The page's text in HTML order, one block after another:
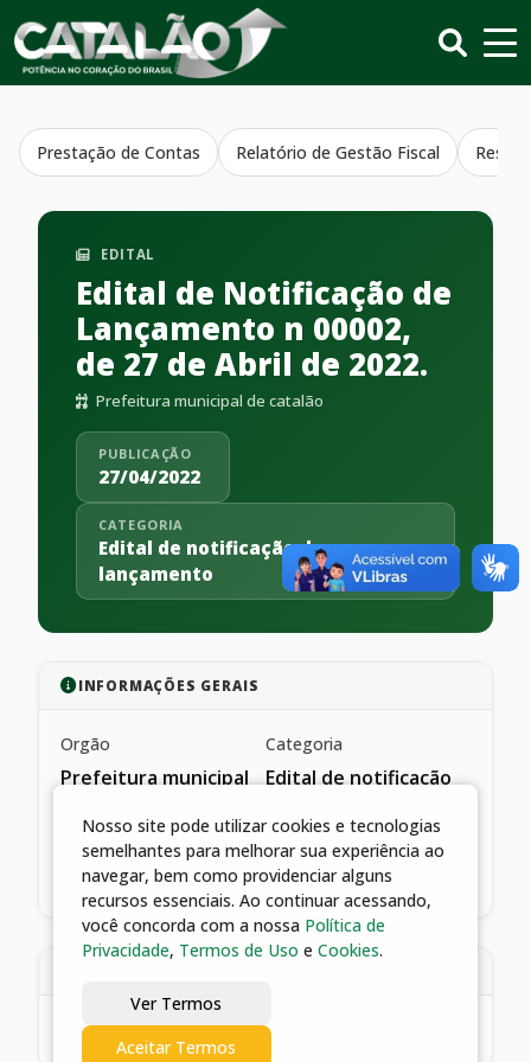
Prestação de Contas Relatório de Gestão Fiscal
EDITAL
Edital de Notificação de
Lançamento n 00002,
de 27 de Abril de 2022.
Prefeitura municipal de catalão
PUBLICAÇÃO
27/04/2022
CATEGORIA
Edital de notificação de
lançamento
INFORMAÇÕES GERAIS
Orgão
Prefeitura municipal
Categoria
Edital de notificação
Data de publicação
27/04/2022
*baixe o arquivo na versão pdf
Nosso site pode utilizar cookies e tecnologias
semelhantes para melhorar sua experiência ao
navegar, bem como providenciar alguns
recursos essenciais. Ao continuar acessando,
você concorda com a nossa Política de
Privacidade, Termos de Uso e Cookies.
Ver Termos
Aceitar Termos